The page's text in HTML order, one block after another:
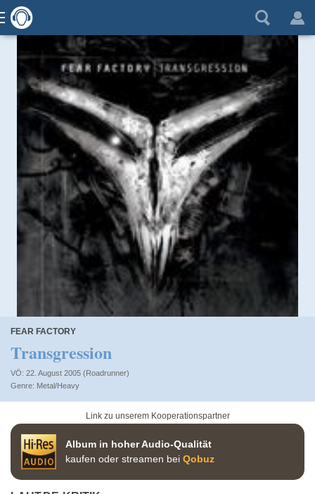
FEAR FACTORY
Transgression
VÖ: 22. August 2005 (Roadrunner)
Metal/Heavy
Link zu unserem Kooperationspartner
Album in hoher Audio-Qualität
kaufen oder streamen bei Qobuz